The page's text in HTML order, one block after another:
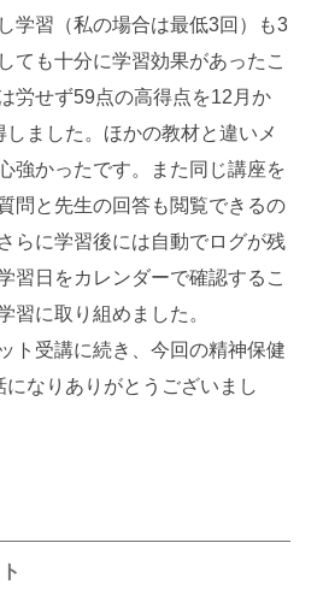
学習（私の場合は最低3回）も3
ても十分に学習効果があったこ
労せず59点の高得点を12月か
ました。ほかの教材と違いメ
強かったです。また同じ講座を
問と先生の回答も閲覧できるの
らに学習後には自動でログが残
習日をカレンダーで確認するこ
習に取り組めました。
ト受講に続き、今回の精神保健
なりありがとうございまし